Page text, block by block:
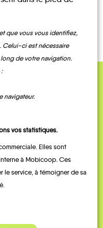
que vous vous identifiez,
Celui-ci est nécessaire
de votre navigation.
navigateur.
vos statistiques.
Elles sont
à Mobicoop. Ces
le service, à témoigner de sa